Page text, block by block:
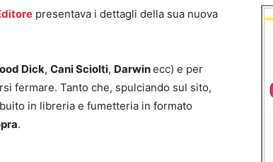
presentava i dettagli della sua nuova
Dick, Cani Sciolti, Darwinecc) e per
fermare. Tanto che, spulciando sul sito,
in libreria e fumetteria in formato
.